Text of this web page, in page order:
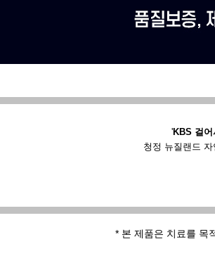
'KBS 걸어
청정 뉴질랜드
* 본 제품은 치료를 목